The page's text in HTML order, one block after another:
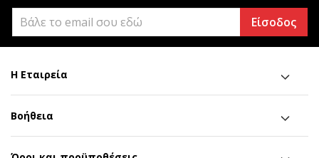
Είσοδος
Η Εταιρεία
Βοήθεια